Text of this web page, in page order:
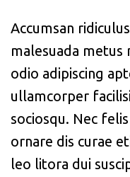
Accumsan
malesuada metus
odio adipiscing
ullamcorper
sociosqu. Nec
ornare dis curae
leo litora dui